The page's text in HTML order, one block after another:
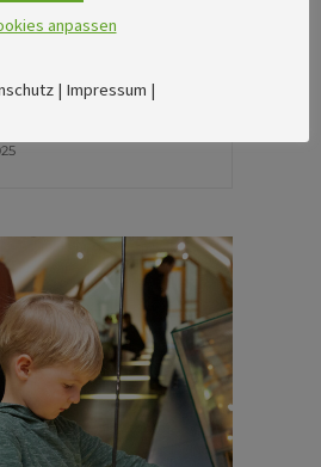
lange
anpassen
| Impressum |